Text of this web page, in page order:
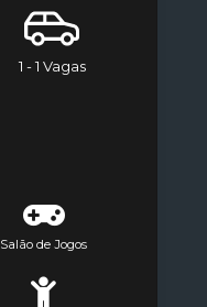
1 - 1 Vagas
Salão de Jogos